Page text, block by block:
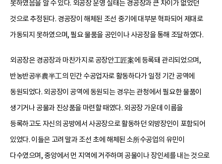
못하였음을 알 수 있다. 외공장 운영 실태는 경공장과 큰 차이가 없었던
것으로 추정된다. 경공장이 해체된 조선 중기에 대부분 혁파되어 제대로
가동되지 못하였으며, 필요 물품을 공인이나 사공장을 통해 조달하였다.
외공장은 경공장과 마찬가지로 공장안工匠案에 등록돼 관리되었으며,
반농반공半農半工의 민간 수공업자로 활동하다가 일정 기간 공역에
동원되었다. 외공장이 공역에 동원되는 경우는 관청에서 필요한 물품이
생기거나 공물과 진상품을 마련할 때였다. 외공장 가운데 이름을
등록하고도 자신의 공방에서 사공장으로 활동하던 외방장인이 포함되어
있었다. 이들은 고려 말과 조선 초에 해체된 소所수공업의 유민이
다수였으며, 중앙에서 먼 지역에 거주하며 공물이나 장인세를 내는 것으로